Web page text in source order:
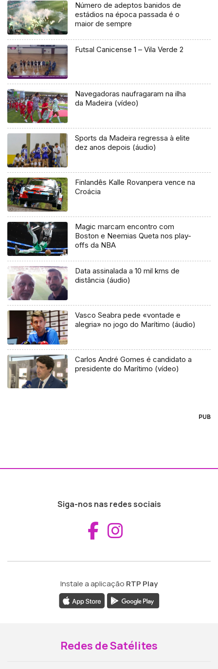
Número de adeptos banidos de
estádios na época passada é o
maior de sempre
Futsal Canicense 1 – Vila Verde 2
Navegadoras naufragaram na ilha
da Madeira (vídeo)
Sports da Madeira regressa à elite
dez anos depois (áudio)
Finlandês Kalle Rovanpera vence na
Croácia
Magic marcam encontro com
Boston e Neemias Queta nos play-
offs da NBA
Data assinalada a 10 mil kms de
distância (áudio)
Vasco Seabra pede «vontade e
alegria» no jogo do Marítimo (áudio)
Carlos André Gomes é candidato a
presidente do Marítimo (vídeo)
PUB
Siga-nos nas redes sociais
Aceder ao
Instale a aplicação RTP Play
Redes de Satélites